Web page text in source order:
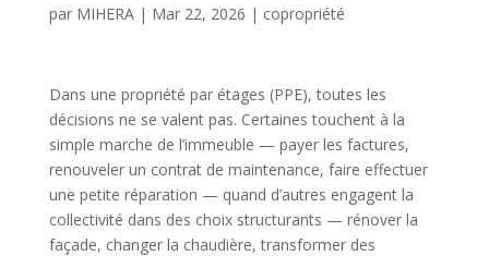
par MIHERA| Mar 22, 2026 | copropriété
Dans une propriété par étages (PPE), toutes les
décisions ne se valent pas. Certaines touchent à la
simple marche de l’immeuble — payer les factures,
renouveler un contrat de maintenance, faire effectuer
une petite réparation — quand d’autres engagent la
collectivité dans des choix structurants — rénover la
façade, changer la chaudière, transformer des